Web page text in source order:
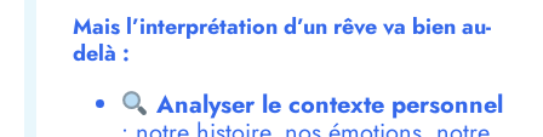
Mais l’interprétation d’un rêve va bien au-
delà :
Analyser le contexte personnel